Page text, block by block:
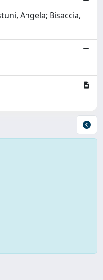
Angela; Bisaccia,